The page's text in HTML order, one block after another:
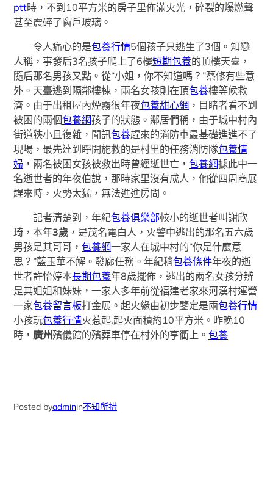
ptt時，不到10平方米的房子里佈滿火光，碎裂的爆燃聲
甚至震碎了窗戶玻璃。
令人痛心的是包養行情5個孩子只逃生了3個。知戀
人稱，事發后3名孩子爬上了6樓短期包養的頂樓天臺，
隨后那名男孩又點。從“小姐，你不知道嗎？”蔡修有些意
外。天臺逃到隔鄰樓棟，兩名女孩則在頂包養樓等候救
濟。由于出租屋內煙霧很年夜包養甜心網 ，目睹者看不到
被困的兩個包養網孩子的狀態。鄰居們稱，由于城中村內
街道狹小且復雜，聞訊包養趕來的消防車最基礎進進不了
現場，最先達到睜開施救的是村里的任務消防隊包養情
婦 ，兩名被困女孩被救出時曾經逝世亡，包養網據此中一
名逝世者的年夜伯說，那時家里沒有成人，他從四周商展
趕來時，火勢太猛，無法進進房間。
記者清楚到，年紀包養俱樂部較小的逝世者叫謝欣
琦，本年3歲 ，是茂名電白人，火警中逃出的那名五六歲
男孩是其哥哥，包養網一家人在城中村的“你是什麼意
思？”藍玉華不解。發廊任務。年紀稍包養條件年夜的逝
世者許怡婷本長期包養年8歲擺佈，逃出的兩名女孩分辨
是其姐姐和妹妹，一家人多年前從福建老家來河漢村運營
一家包養留言板打金展。起火緣由初步鑒定是兩包養行情
小孩玩包養行情火惹起,起火面積約10平方米。昨晚10
時， 廣州殯儀館的殯葬車停在村外的亨衢上。包養
Posted byadminin不知所措